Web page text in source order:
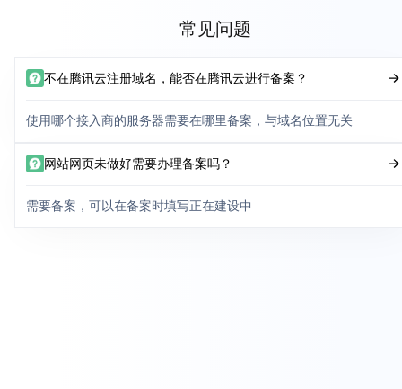
常见问题
不在腾讯云注册域名，能否在腾讯云进行备案？
使用哪个接入商的服务器需要在哪里备案，与域名位置无关
网站网页未做好需要办理备案吗？
需要备案，可以在备案时填写正在建设中